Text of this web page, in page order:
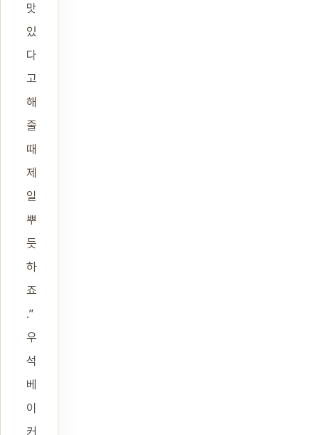
맛
있
다
고
해
줄
때
제
일
뿌
듯
하
죠
.”
우
석
베
이
커